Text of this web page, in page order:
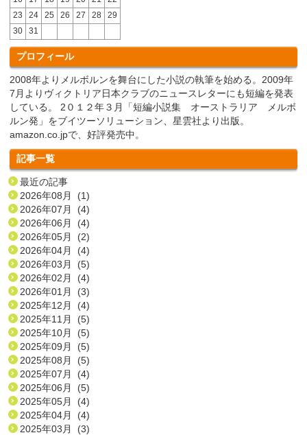
23
24 25 26 27 28
29
30
31
プロフィール
2008年よりメルボルンを舞台にした小説の執筆を始める。2009年
7月よりヴィクトリア日本クラブのニュースレターにも短編を発表
している。 2０１２年３月「短編小説集 オーストラリア メルボ
ルン発」をブイツーソリューション、星雲社より出版。
amazon.co.jpで、好評発売中。
記事一覧
最近の記事
2026年08月 (1)
2026年07月 (4)
2026年06月 (4)
2026年05月 (2)
2026年04月 (4)
2026年03月 (5)
2026年02月 (4)
2026年01月 (3)
2025年12月 (4)
2025年11月 (5)
2025年10月 (5)
2025年09月 (5)
2025年08月 (5)
2025年07月 (4)
2025年06月 (5)
2025年05月 (4)
2025年04月 (4)
2025年03月 (3)